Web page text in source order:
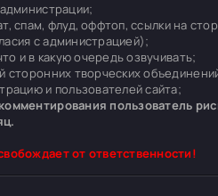
спам, флуд, оффтоп, ссылки на
с администрацией);
и в какую очередь озвучивать;
сторонних творческих
и пользователей сайта;
пользователь
от ответственности!